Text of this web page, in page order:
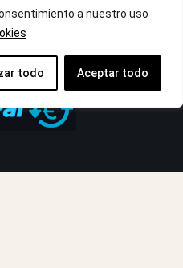
a nuestro uso
todo Aceptar todo